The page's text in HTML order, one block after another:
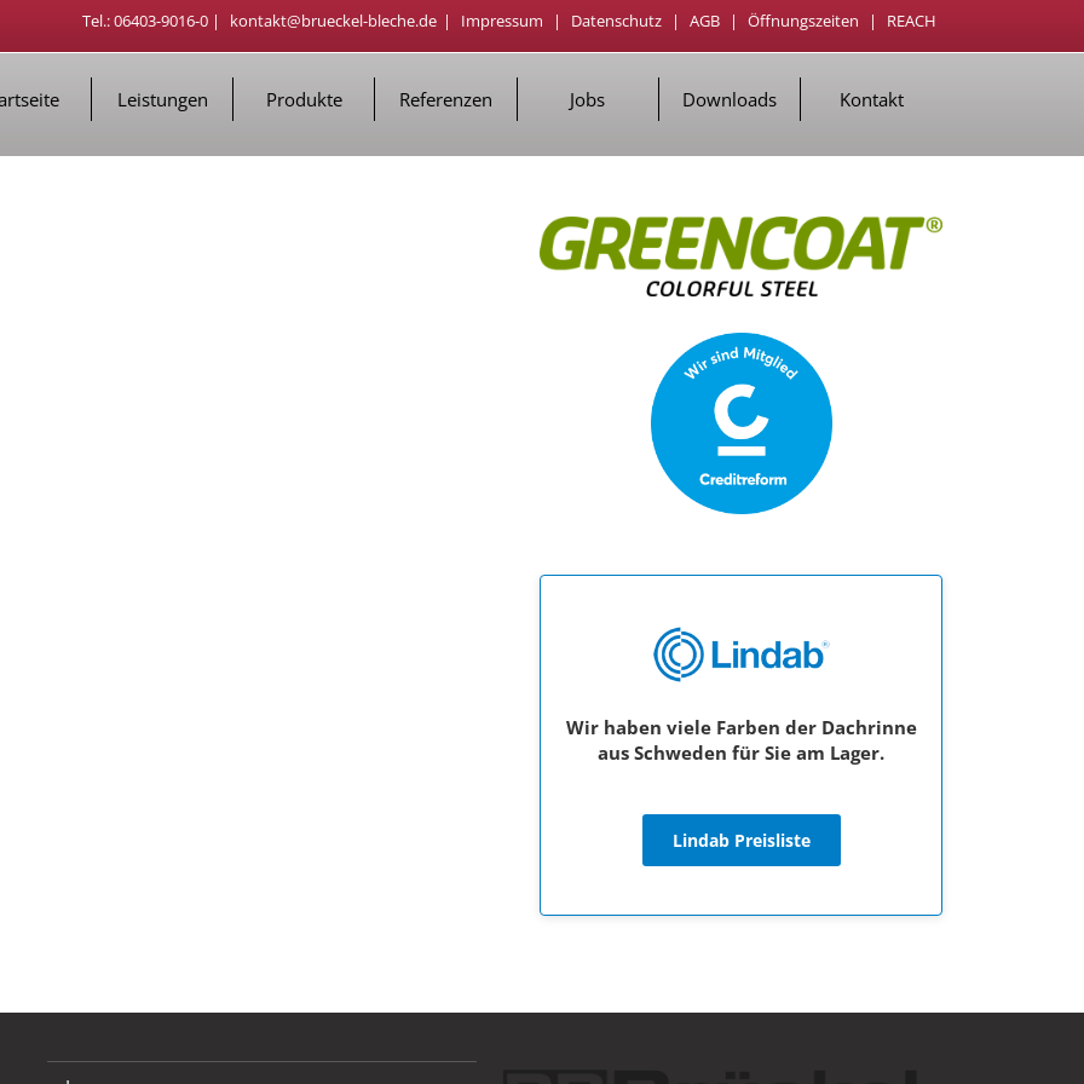
Tel.: 06403-9016-0 | kontakt@brueckel-bleche.de | Impressum | Datenschutz | AGB | Öffnungszeiten | REACH
Leistungen Produkte Referenzen Jobs Downloads Kontakt
Wir haben viele Farben der Dachrinne
aus Schweden für Sie am Lager.
Lindab Preisliste